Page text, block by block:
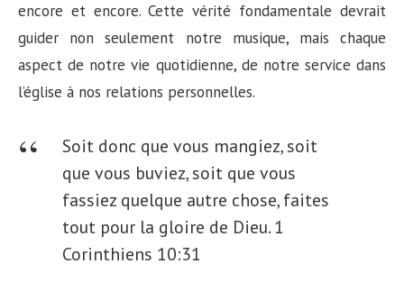
encore et encore. Cette vérité fondamentale devrait
guider non seulement notre musique, mais chaque
aspect de notre vie quotidienne, de notre service dans
l’église à nos relations personnelles.
Soit donc que vous mangiez, soit
que vous buviez, soit que vous
fassiez quelque autre chose, faites
tout pour la gloire de Dieu.1
Corinthiens 10:31